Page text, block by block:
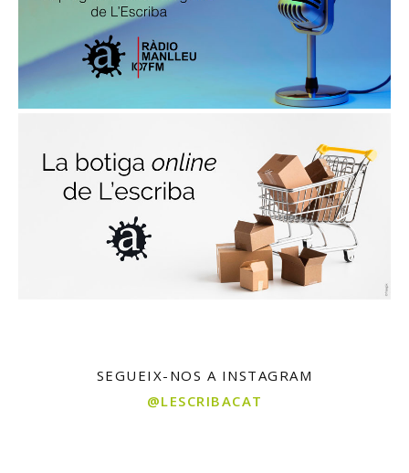
SEGUEIX-NOS A INSTAGRAM
@LESCRIBACAT